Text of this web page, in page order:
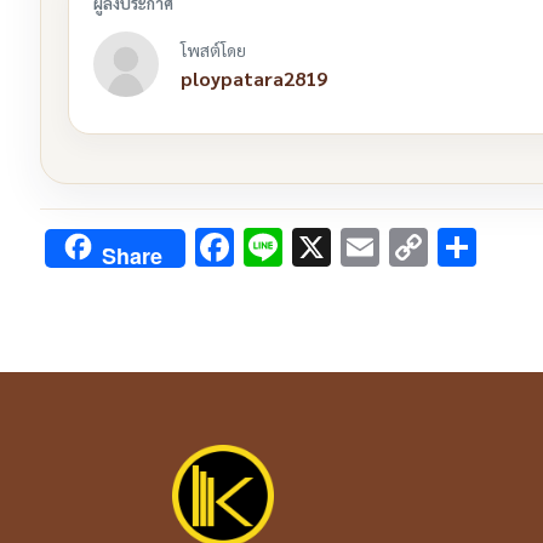
โพสต์โดย
ploypatara2819
Share Facebook
Line
X Email
Copy